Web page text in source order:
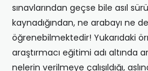
sınavlarından geçse bile asıl
kaynadığından, ne arabayı ne
öğrenebilmektedir! Yukarıdaki
araştırmacı eğitimi adı altında
nelerin verilmeye çalışıldığı,